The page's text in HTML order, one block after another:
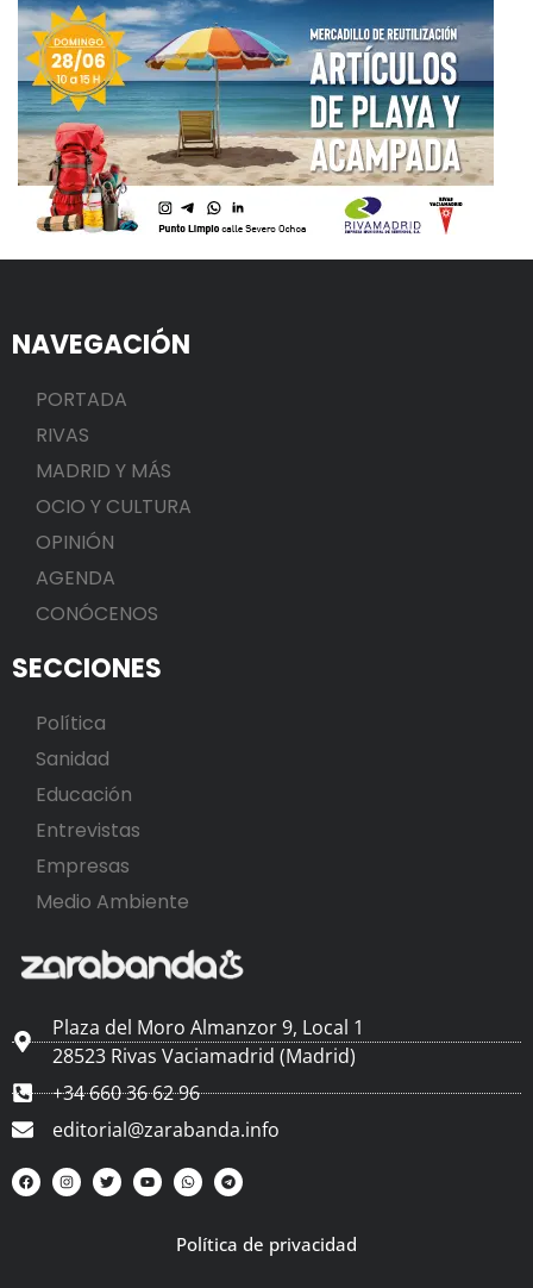
NAVEGACIÓN
PORTADA
RIVAS
MADRID Y MÁS
OCIO Y CULTURA
OPINIÓN
AGENDA
CONÓCENOS
SECCIONES
Política
Sanidad
Educación
Entrevistas
Empresas
Medio Ambiente
Plaza del Moro Almanzor 9, Local 1
28523 Rivas Vaciamadrid (Madrid)
+34 660 36 62 96
editorial@zarabanda.info
Política de privacidad